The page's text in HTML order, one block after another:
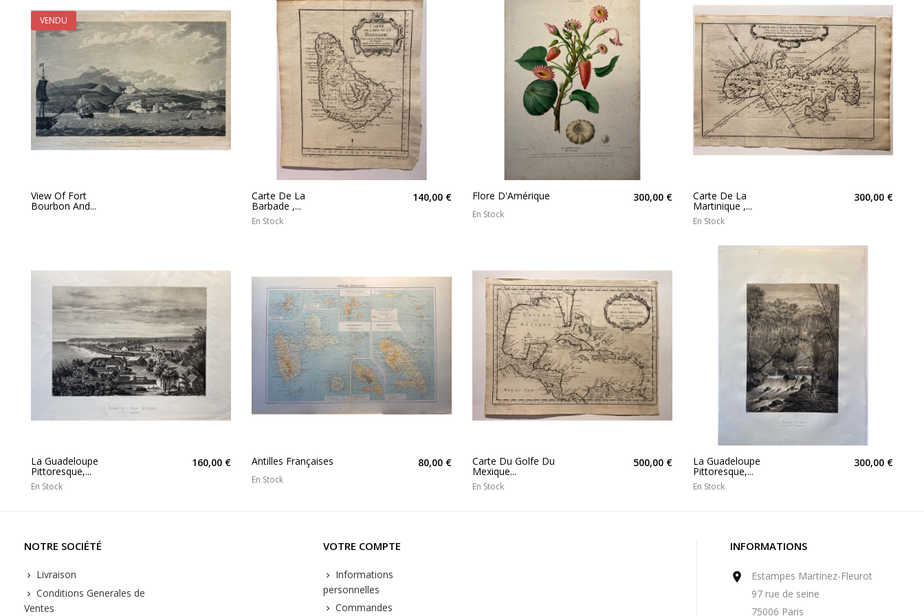
View Of Fort
Bourbon And...
VENDU
Carte De La
Barbade ,...
140,00 €
En Stock
Flore D'Amérique 300,00 €
En Stock
Carte De La
Martinique ,...
300,00 €
En Stock
La Guadeloupe
Pittoresque,...
160,00 €
En Stock
Antilles Françaises 80,00 €
En Stock
Carte Du Golfe Du
Mexique...
500,00 €
En Stock
La Guadeloupe
Pittoresque,...
300,00 €
En Stock
NOTRE SOCIÉTÉ
Livraison
Conditions Generales de
Ventes
VOTRE COMPTE
Informations
personnelles
Commandes
INFORMATIONS

Estampes Martinez-Fleurot
97 rue de seine
75006 Paris